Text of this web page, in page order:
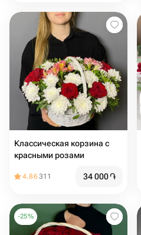
Классическая корзина с
красными розами
4.86311 34 000֏
-25%